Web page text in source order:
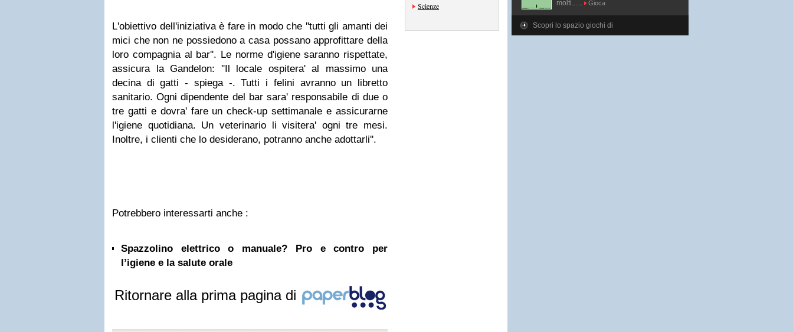
L'obiettivo dell'iniziativa è fare in modo che ''tutti gli amanti dei
mici che non ne possiedono a casa possano approfittare della
loro compagnia al bar''. Le norme d'igiene saranno rispettate,
assicura la Gandelon: ''Il locale ospitera' al massimo una
decina di gatti - spiega -. Tutti i felini avranno un libretto
sanitario. Ogni dipendente del bar sara' responsabile di due o
tre gatti e dovra' fare un check-up settimanale e assicurarne
l'igiene quotidiana. Un veterinario li visitera' ogni tre mesi.
Inoltre, i clienti che lo desiderano, potranno anche adottarli''.
Potrebbero interessarti anche :
Spazzolino elettrico o manuale? Pro e contro per
l’igiene e la salute orale
Ritornare alla prima pagina di
Scienze
molti......
Gioca
Scopri lo spazio giochi di